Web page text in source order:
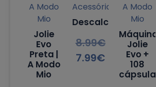
A Modo
Mio
Jolie
Evo
Preta |
A Modo
Mio
Acessórios
Descalcificante
8.99€
7.99€
A Modo
Mio
Máquina
Jolie
Evo +
108
cápsulas